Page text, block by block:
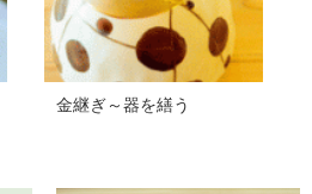
金継ぎ～器を繕う